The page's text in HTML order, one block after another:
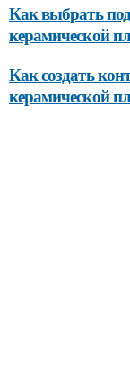
Как выбрать
керамической
Как создать
керамической